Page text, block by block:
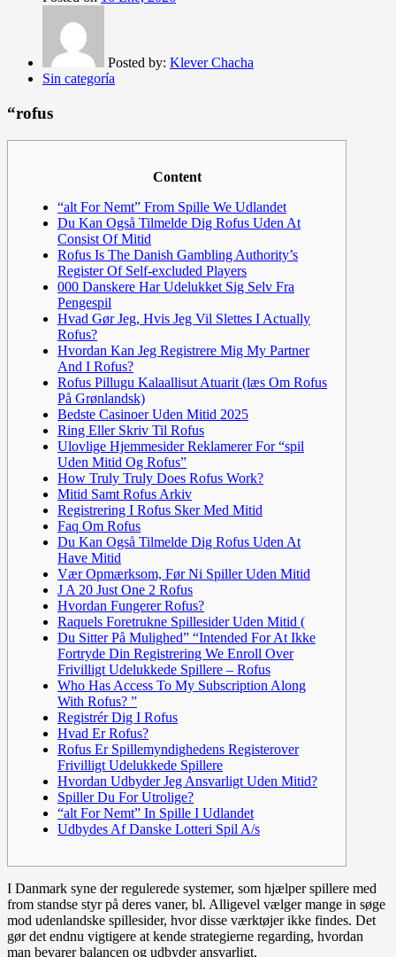
Posted by: Klever Chacha
Sin categoría
“rofus
Content
“alt For Nemt” From Spille We Udlandet
Du Kan Også Tilmelde Dig Rofus Uden At
Consist Of Mitid
Rofus Is The Danish Gambling Authority’s
Register Of Self-excluded Players
000 Danskere Har Udelukket Sig Selv Fra
Pengespil
Hvad Gør Jeg, Hvis Jeg Vil Slettes I Actually
Rofus?
Hvordan Kan Jeg Registrere Mig My Partner
And I Rofus?
Rofus Pillugu Kalaallisut Atuarit (læs Om Rofus
På Grønlandsk)
Bedste Casinoer Uden Mitid 2025
Ring Eller Skriv Til Rofus
Ulovlige Hjemmesider Reklamerer For “spil
Uden Mitid Og Rofus”
How Truly Truly Does Rofus Work?
Mitid Samt Rofus Arkiv
Registrering I Rofus Sker Med Mitid
Faq Om Rofus
Du Kan Også Tilmelde Dig Rofus Uden At
Have Mitid
Vær Opmærksom, Før Ni Spiller Uden Mitid
J A 20 Just One 2 Rofus
Hvordan Fungerer Rofus?
Raquels Foretrukne Spillesider Uden Mitid (
Du Sitter På Mulighed” “Intended For At Ikke
Fortryde Din Registrering We Enroll Over
Frivilligt Udelukkede Spillere – Rofus
Who Has Access To My Subscription Along
With Rofus? ”
Registrér Dig I Rofus
Hvad Er Rofus?
Rofus Er Spillemyndighedens Registerover
Frivilligt Udelukkede Spillere
Hvordan Udbyder Jeg Ansvarligt Uden Mitid?
Spiller Du For Utrolige?
“alt For Nemt” In Spille I Udlandet
Udbydes Af Danske Lotteri Spil A/s
I Danmark syne der regulerede systemer, som hjælper spillere med
from standse styr på deres vaner, bl. Alligevel vælger mange in søge
mod udenlandske spillesider, hvor disse værktøjer ikke findes. Det
gør det endnu vigtigere at kende strategierne regarding, hvordan
man bevarer balancen og udbyder ansvarligt.